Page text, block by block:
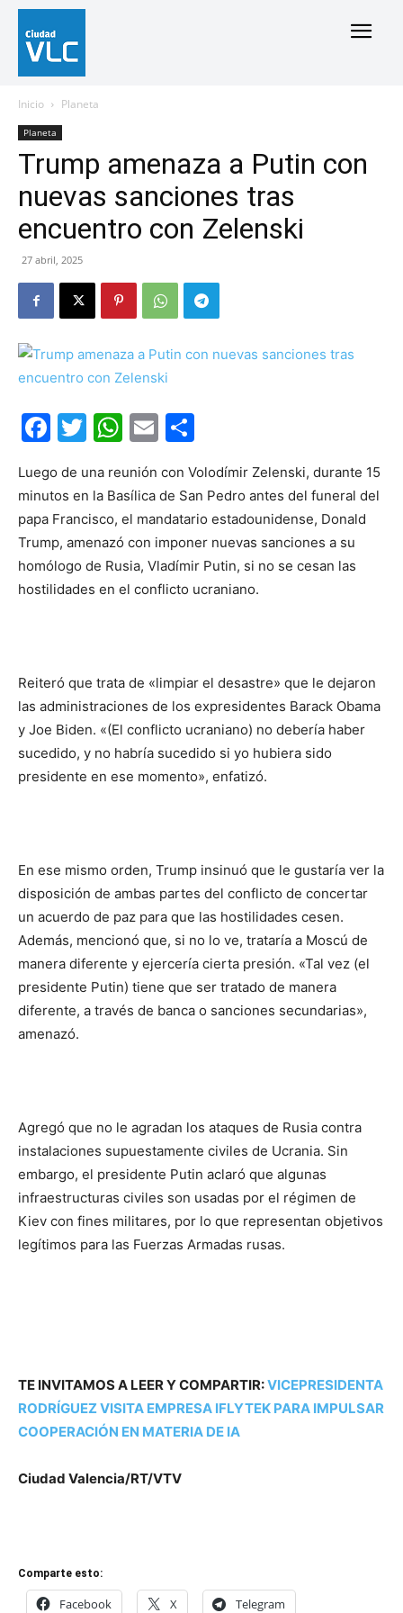
Inicio Planeta
Planeta
Trump amenaza a Putin con
nuevas sanciones tras
encuentro con Zelenski
27 abril, 2025
Facebook
Twitter
WhatsApp
Email
Luego de una reunión con Volodímir Zelenski, durante 15
minutos en la Basílica de San Pedro antes del funeral del
papa Francisco, el mandatario estadounidense, Donald
Trump, amenazó con imponer nuevas sanciones a su
homólogo de Rusia, Vladímir Putin, si no se cesan las
hostilidades en el conflicto ucraniano.
Reiteró que trata de «limpiar el desastre» que le dejaron
las administraciones de los expresidentes Barack Obama
y Joe Biden. «(El conflicto ucraniano) no debería haber
sucedido, y no habría sucedido si yo hubiera sido
presidente en ese momento», enfatizó.
En ese mismo orden, Trump insinuó que le gustaría ver la
disposición de ambas partes del conflicto de concertar
un acuerdo de paz para que las hostilidades cesen.
Además, mencionó que, si no lo ve, trataría a Moscú de
manera diferente y ejercería cierta presión. «Tal vez (el
presidente Putin) tiene que ser tratado de manera
diferente, a través de banca o sanciones secundarias»,
amenazó.
Agregó que no le agradan los ataques de Rusia contra
instalaciones supuestamente civiles de Ucrania. Sin
embargo, el presidente Putin aclaró que algunas
infraestructuras civiles son usadas por el régimen de
Kiev con fines militares, por lo que representan objetivos
legítimos para las Fuerzas Armadas rusas.
TE INVITAMOS A LEER Y COMPARTIR:VICEPRESIDENTA
RODRÍGUEZ VISITA EMPRESA IFLYTEK PARA IMPULSAR
COOPERACIÓN EN MATERIA DE IA
Ciudad Valencia/RT/VTV
Comparte esto:
Facebook X Telegram